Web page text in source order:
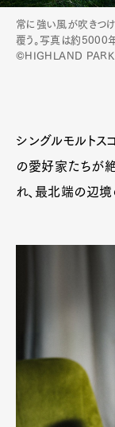
Pen
Pen
常に強い風が吹きつ
覆う。写真は約5000年
©HIGHLAND PARK
シングルモルトス
の愛好家たちが
れ、最北端の辺境